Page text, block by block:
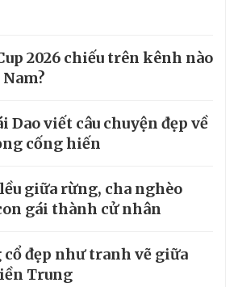
2026 chiếu trên kênh nào
Dao viết câu chuyện đẹp về
cống hiến
giữa rừng, cha nghèo
gái thành cử nhân
cổ đẹp như tranh vẽ giữa
Trung